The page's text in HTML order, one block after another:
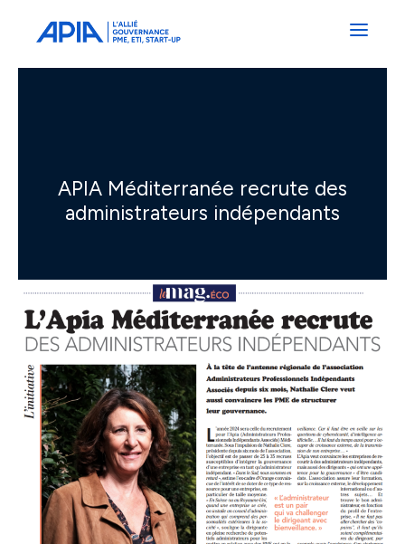
Professionnels
Indépendants
APIA Méditerranée recrute des
administrateurs indépendants